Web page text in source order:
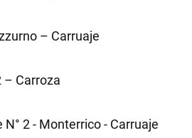
– Carruaje
– Carroza
2 - Monterrico - Carruaje